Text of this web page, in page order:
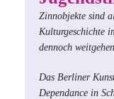
Zinnobjekte sind
Kulturgeschichte
dennoch
Das Berliner
Dependance in